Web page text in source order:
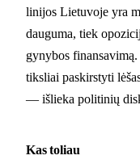
linijos Lietuvoje yra
dauguma, tiek
gynybos
tiksliai paskirstyti
— išlieka politinių
Kas toliau